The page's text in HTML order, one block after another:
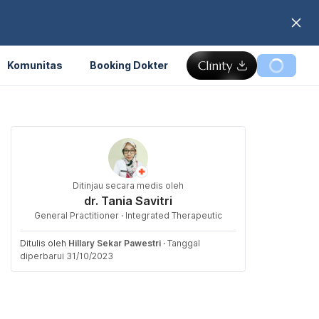
Komunitas Booking Dokter
Ditinjau secara medis oleh
dr. Tania Savitri
General Practitioner · Integrated Therapeutic
Ditulis oleh Hillary Sekar Pawestri · Tanggal
diperbarui 31/10/2023